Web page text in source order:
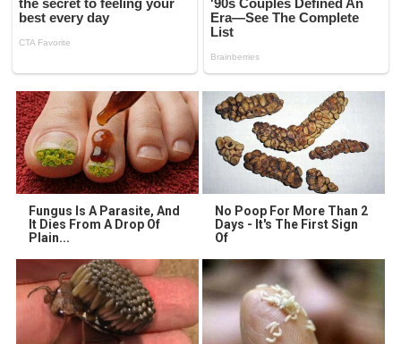
Fungus Is A Parasite, And
It Dies From A Drop Of
Plain...
No Poop For More Than 2
Days - It's The First Sign
Of